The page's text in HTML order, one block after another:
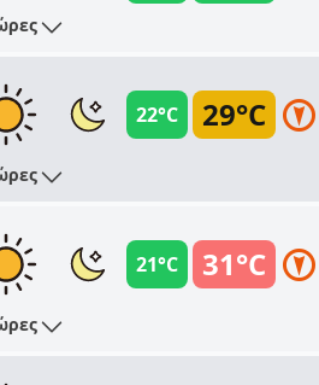
29°C
22°C
31°C
21°C